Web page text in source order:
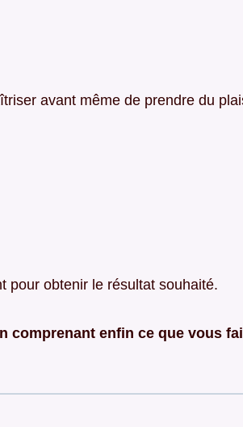
avant même de prendre du
pour obtenir le résultat souhaité.
comprenant enfin ce que vous